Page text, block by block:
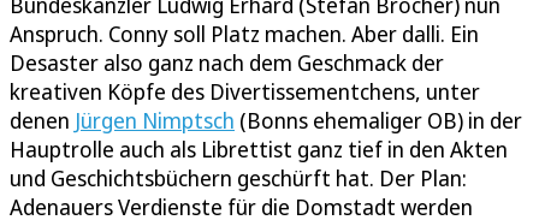
Anspruch. Conny soll Platz machen. Aber dalli. Ein
Desaster also ganz nach dem Geschmack der
kreativen Köpfe des Divertissementchens, unter
denen Jürgen Nimptsch (Bonns ehemaliger OB) in der
Hauptrolle auch als Librettist ganz tief in den Akten
und Geschichtsbüchern geschürft hat. Der Plan:
Adenauers Verdienste für die Domstadt werden